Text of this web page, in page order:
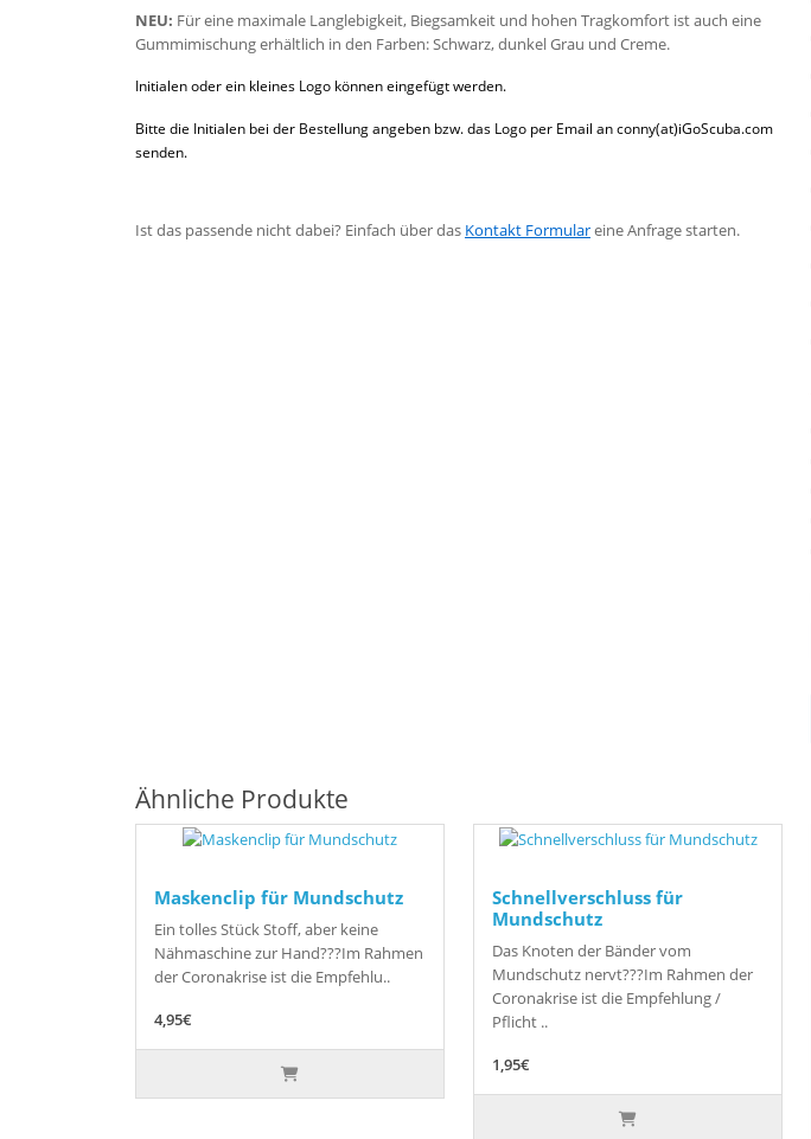
NEU: Für eine maximale Langlebigkeit, Biegsamkeit und hohen Tragkomfort ist auch eine
Gummimischung erhältlich in den Farben: Schwarz, dunkel Grau und Creme.
Initialen oder ein kleines Logo können eingefügt werden.
Bitte die Initialen bei der Bestellung angeben bzw. das Logo per Email an conny(at)iGoScuba.com
senden.
Ist das passende nicht dabei? Einfach über das Kontakt Formulareine Anfrage starten.
Ähnliche Produkte
Maskenclip für Mundschutz
Ein tolles Stück Stoff, aber keine
Nähmaschine zur Hand???Im Rahmen
der Coronakrise ist die Empfehlu..
4,95€
Schnellverschluss für
Mundschutz
Das Knoten der Bänder vom
Mundschutz nervt???Im Rahmen der
Coronakrise ist die Empfehlung /
Pflicht ..
1,95€